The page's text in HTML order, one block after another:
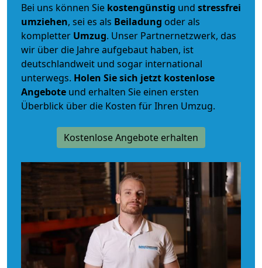
Bei uns können Sie kostengünstig und stressfrei
umziehen, sei es als Beiladung oder als
kompletter Umzug. Unser Partnernetzwerk, das
wir über die Jahre aufgebaut haben, ist
deutschlandweit und sogar international
unterwegs. Holen Sie sich jetzt kostenlose
Angebote und erhalten Sie einen ersten
Überblick über die Kosten für Ihren Umzug.
Kostenlose Angebote erhalten